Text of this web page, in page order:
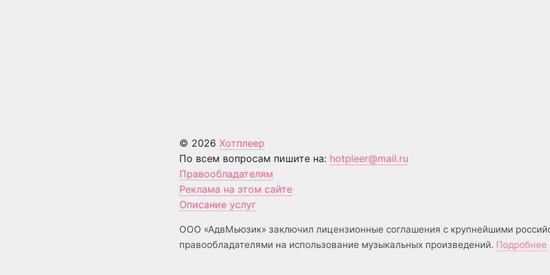
© 2026 Хотплеер
По всем вопросам пишите на: hotpleer@mail.ru
Правообладателям
Реклама на этом сайте
Описание услуг
ООО «АдвМьюзик» заключил лицензионные соглашения с крупнейшими
правообладателями на использование музыкальных произведений. Подробнее